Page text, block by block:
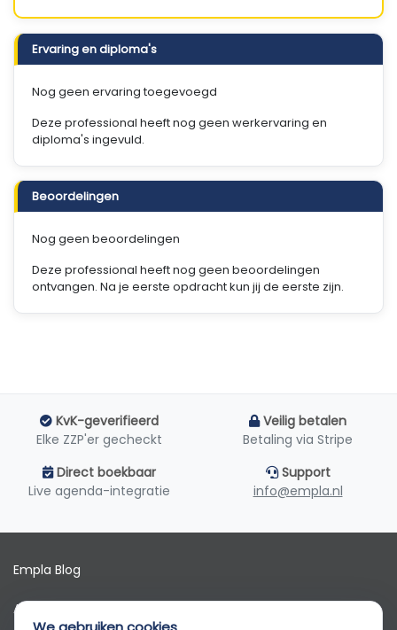
Ervaring en diploma's
Nog geen ervaring toegevoegd
Deze professional heeft nog geen werkervaring en
diploma's ingevuld.
Beoordelingen
Nog geen beoordelingen
Deze professional heeft nog geen beoordelingen
ontvangen. Na je eerste opdracht kun jij de eerste zijn.
KvK-geverifieerd
Elke ZZP'er gecheckt
Veilig betalen
Betaling via Stripe
Direct boekbaar
Live agenda-integratie
Support
info@empla.nl
Empla Blog
Algemene voorwaarden